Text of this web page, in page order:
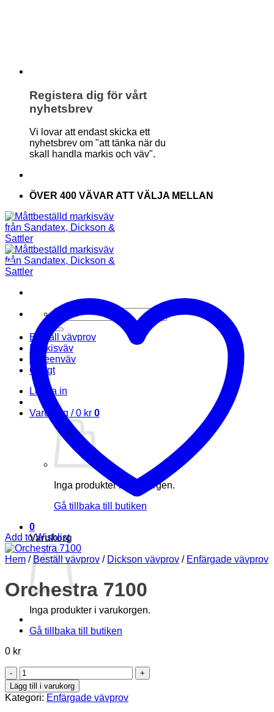
Registera dig för vårt
nyhetsbrev
Vi lovar att endast skicka ett
nyhetsbrev om "att tänka när du
skall handla markis och väv".
ÖVER 400 VÄVAR ATT VÄLJA MELLAN
Sök
efter:
Beställ vävprov
Markisväv
Screenväv
Övrigt
Logga in
Varukorg /0 kr 0
Inga produkter i varukorgen.
Gå tillbaka till butiken
0
Varukorg
Inga produkter i varukorgen.
Gå tillbaka till butiken
Add to Wishlist
Hem / Beställ vävprov / Dickson vävprov / Enfärgade vävprov
Orchestra 7100
0 kr
Orchestra
7100
mängd
Lägg till i varukorg
Kategori: Enfärgade vävprov